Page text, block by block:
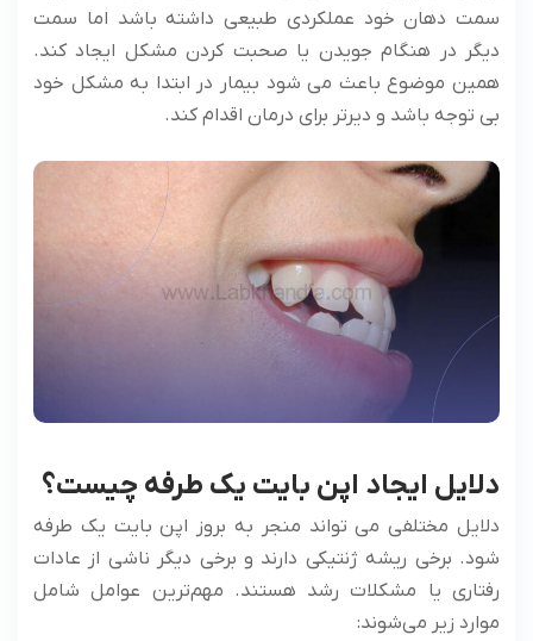
سمت دهان خود عملکردی طبیعی داشته باشد اما سمت
دیگر در هنگام جویدن یا صحبت کردن مشکل ایجاد کند.
همین موضوع باعث می ‌شود بیمار در ابتدا به مشکل خود
بی ‌توجه باشد و دیرتر برای درمان اقدام کند.
دلایل ایجاد اپن بایت یک طرفه چیست؟
دلایل مختلفی می ‌تواند منجر به بروز اپن بایت یک طرفه
شود. برخی ریشه ژنتیکی دارند و برخی دیگر ناشی از عادات
رفتاری یا مشکلات رشد هستند. مهم‌ترین عوامل شامل
موارد زیر می‌شوند: